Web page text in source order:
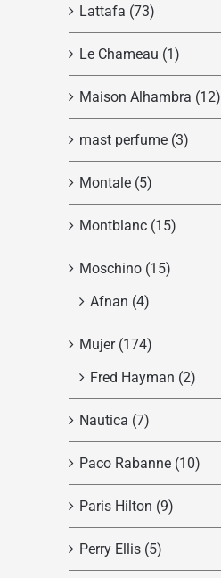
Lattafa (73)
Le Chameau (1)
Maison Alhambra (12)
mast perfume (3)
Montale (5)
Montblanc (15)
Moschino (15)
Afnan (4)
Mujer (174)
Fred Hayman (2)
Nautica (7)
Paco Rabanne (10)
Paris Hilton (9)
Perry Ellis (5)